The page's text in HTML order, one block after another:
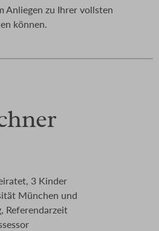
Anliegen zu Ihrer vollsten
können.
3 Kinder
München und
Referendarzeit